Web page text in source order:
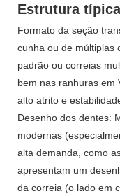
Estrutura
Formato da seção
cunha ou de múltiplas
padrão ou correias
bem nas ranhuras em
alto atrito e
Desenho dos dentes:
modernas
alta demanda, como
apresentam um
da correia (o lado em